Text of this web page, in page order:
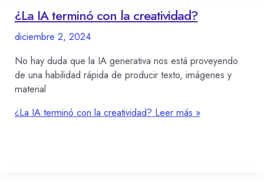
¿La IA terminó con la creatividad?
diciembre 2, 2024
No hay duda que la IA generativa nos está proveyendo
de una habilidad rápida de producir texto, imágenes y
material
¿La IA terminó con la creatividad? Leer más »